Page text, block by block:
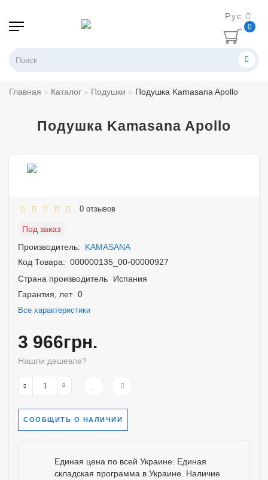
Рус
0
Главная Каталог Подушки Подушка Kamasana Apollo
Подушка Kamasana Apollo
0 отзывов
Под заказ
Производитель:
KAMASANA
Код Товара: 000000135_00-00000927
Страна производитель
Испания
Гарантия, лет 0
Все характеристики
3 966грн.
Нашли дешевле?
СООБЩИТЬ О НАЛИЧИИ
Единая цена по всей Украине. Единая
складская программа в Украине. Наличие